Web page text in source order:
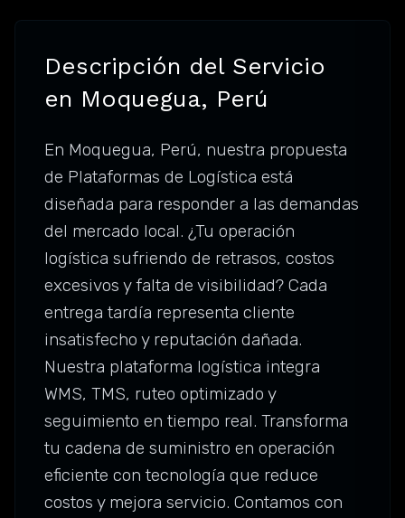
Descripción del Servicio
en Moquegua, Perú
En Moquegua, Perú, nuestra propuesta
de Plataformas de Logística está
diseñada para responder a las demandas
del mercado local. ¿Tu operación
logística sufriendo de retrasos, costos
excesivos y falta de visibilidad? Cada
entrega tardía representa cliente
insatisfecho y reputación dañada.
Nuestra plataforma logística integra
WMS, TMS, ruteo optimizado y
seguimiento en tiempo real. Transforma
tu cadena de suministro en operación
eficiente con tecnología que reduce
costos y mejora servicio. Contamos con